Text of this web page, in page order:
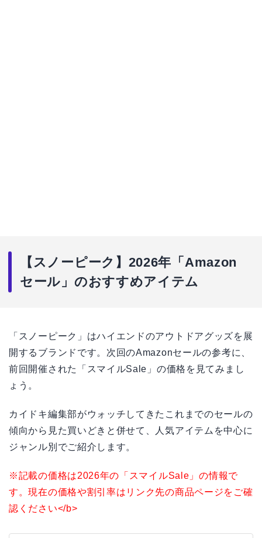
【スノーピーク】2026年「Amazon
セール」のおすすめアイテム
「スノーピーク」はハイエンドのアウトドアグッズを展
開するブランドです。次回のAmazonセールの参考に、
前回開催された「スマイルSale」の価格を見てみまし
ょう。
カイドキ編集部がウォッチしてきたこれまでのセールの
傾向から見た買いどきと併せて、人気アイテムを中心に
ジャンル別でご紹介します。
※記載の価格は2026年の「スマイルSale」の情報で
す。現在の価格や割引率はリンク先の商品ページをご確
認ください</b>